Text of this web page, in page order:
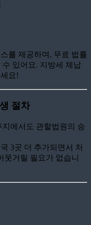
를 제공하며, 무료 법률
있어요. 지방세 체납
요!
절차
에서도 관할법원의 승
3곳 더 추가되면서 처
뭇거릴 필요가 없습니